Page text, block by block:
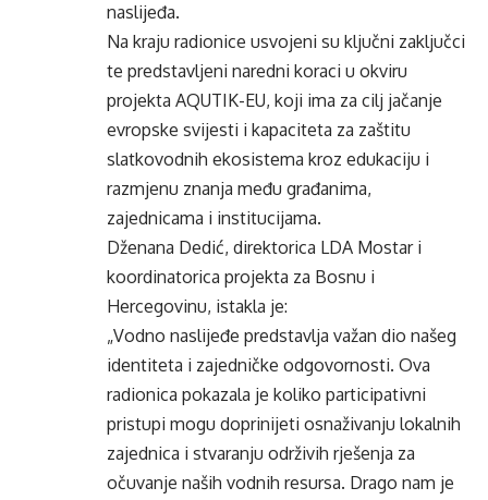
naslijeđa.
Na kraju radionice usvojeni su ključni zaključci
te predstavljeni naredni koraci u okviru
projekta AQUTIK-EU, koji ima za cilj jačanje
evropske svijesti i kapaciteta za zaštitu
slatkovodnih ekosistema kroz edukaciju i
razmjenu znanja među građanima,
zajednicama i institucijama.
Dženana Dedić, direktorica LDA Mostar i
koordinatorica projekta za Bosnu i
Hercegovinu, istakla je:
„Vodno naslijeđe predstavlja važan dio našeg
identiteta i zajedničke odgovornosti. Ova
radionica pokazala je koliko participativni
pristupi mogu doprinijeti osnaživanju lokalnih
zajednica i stvaranju održivih rješenja za
očuvanje naših vodnih resursa. Drago nam je